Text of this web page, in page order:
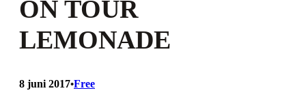
ON TOUR
LEMONADE
8 juni 2017•Free